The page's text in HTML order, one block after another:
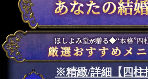
※精緻/詳細【四柱